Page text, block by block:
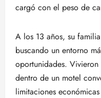
cargó con el peso de
A los 13 años, su
buscando un entorno
oportunidades.
dentro de un motel
limitaciones